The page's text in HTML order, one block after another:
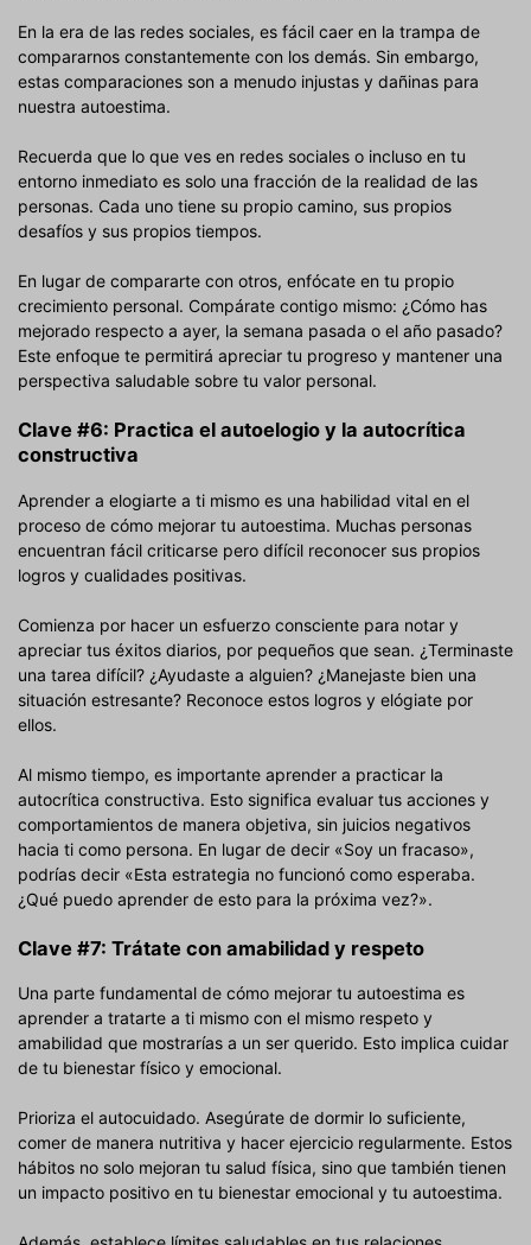
En la era de las redes sociales, es fácil caer en la trampa de
compararnos constantemente con los demás. Sin embargo,
estas comparaciones son a menudo injustas y dañinas para
nuestra autoestima.
Recuerda que lo que ves en redes sociales o incluso en tu
entorno inmediato es solo una fracción de la realidad de las
personas. Cada uno tiene su propio camino, sus propios
desafíos y sus propios tiempos.
En lugar de compararte con otros, enfócate en tu propio
crecimiento personal. Compárate contigo mismo: ¿Cómo has
mejorado respecto a ayer, la semana pasada o el año pasado?
Este enfoque te permitirá apreciar tu progreso y mantener una
perspectiva saludable sobre tu valor personal.
Clave #6: Practica el autoelogio y la autocrítica
constructiva
Aprender a elogiarte a ti mismo es una habilidad vital en el
proceso de cómo mejorar tu autoestima. Muchas personas
encuentran fácil criticarse pero difícil reconocer sus propios
logros y cualidades positivas.
Comienza por hacer un esfuerzo consciente para notar y
apreciar tus éxitos diarios, por pequeños que sean. ¿Terminaste
una tarea difícil? ¿Ayudaste a alguien? ¿Manejaste bien una
situación estresante? Reconoce estos logros y elógiate por
ellos.
Al mismo tiempo, es importante aprender a practicar la
autocrítica constructiva. Esto significa evaluar tus acciones y
comportamientos de manera objetiva, sin juicios negativos
hacia ti como persona. En lugar de decir «Soy un fracaso»,
podrías decir «Esta estrategia no funcionó como esperaba.
¿Qué puedo aprender de esto para la próxima vez?».
Clave #7: Trátate con amabilidad y respeto
Una parte fundamental de cómo mejorar tu autoestima es
aprender a tratarte a ti mismo con el mismo respeto y
amabilidad que mostrarías a un ser querido. Esto implica cuidar
de tu bienestar físico y emocional.
Prioriza el autocuidado. Asegúrate de dormir lo suficiente,
comer de manera nutritiva y hacer ejercicio regularmente. Estos
hábitos no solo mejoran tu salud física, sino que también tienen
un impacto positivo en tu bienestar emocional y tu autoestima.